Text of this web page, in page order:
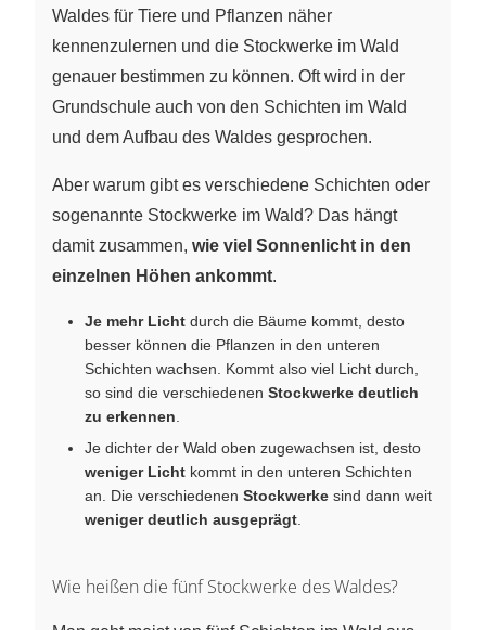
Waldes für Tiere und Pflanzen näher
kennenzulernen und die Stockwerke im Wald
genauer bestimmen zu können. Oft wird in der
Grundschule auch von den Schichten im Wald
und dem Aufbau des Waldes gesprochen.
Aber warum gibt es verschiedene Schichten oder
sogenannte Stockwerke im Wald? Das hängt
damit zusammen, wie viel Sonnenlicht in den
einzelnen Höhen ankommt.
Je mehr Licht durch die Bäume kommt, desto
besser können die Pflanzen in den unteren
Schichten wachsen. Kommt also viel Licht durch,
so sind die verschiedenen Stockwerke deutlich
zu erkennen
Je dichter der Wald oben zugewachsen ist, desto
weniger Licht kommt in den unteren Schichten
an. Die verschiedenen Stockwerke sind dann weit
weniger deutlich ausgeprägt
Wie heißen die fünf Stockwerke des Waldes?